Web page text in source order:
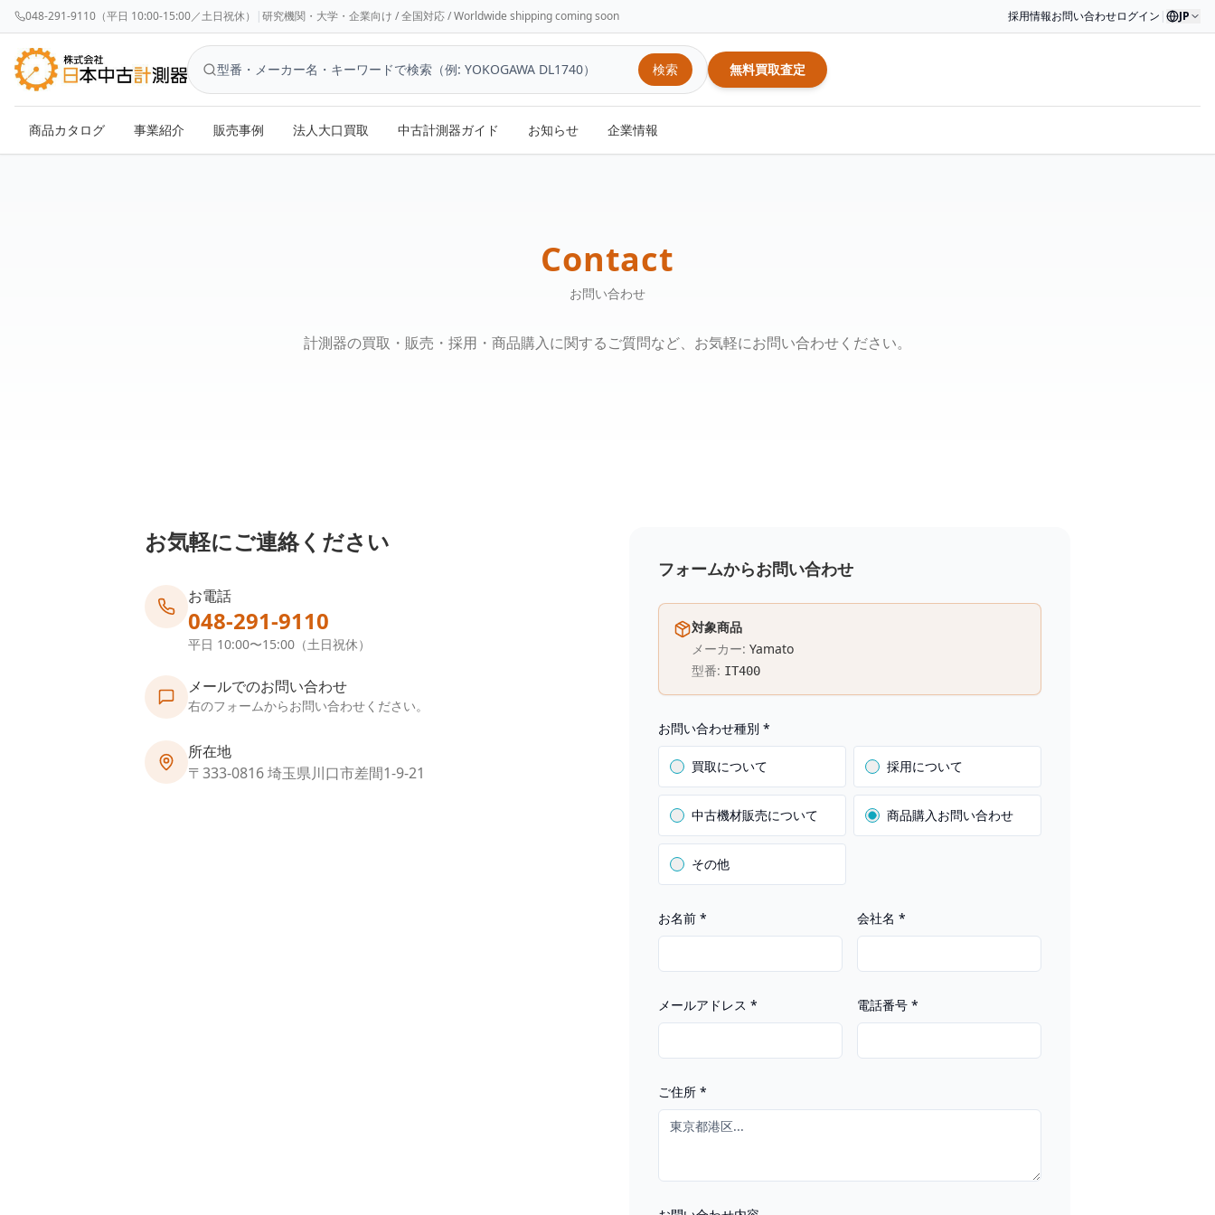
048-291-9110（平日 10:00-15:00／土日祝休） |研究機関・大学・企業向け / 全国対応 / Worldwide shipping coming soon 採用情報お問い合わせログイン | JP
検索 無料買取査定
商品カタログ 事業紹介 販売事例 法人大口買取 中古計測器ガイド お知らせ 企業情報
Contact
お問い合わせ
計測器の買取・販売・採用・商品購入に関するご質問など、お気軽にお問い合わせください。
お気軽にご連絡ください
お電話
048-291-9110
平日 10:00〜15:00（土日祝休）
メールでのお問い合わせ
右のフォームからお問い合わせください。
所在地
〒333-0816 埼玉県川口市差間1-9-21
フォームからお問い合わせ
対象商品
メーカー: Yamato
型番: IT400
お問い合わせ種別 *
買取について 採用について
中古機材販売について 商品購入お問い合わせ
その他
お名前 * 会社名 *
メールアドレス * 電話番号 *
ご住所 *